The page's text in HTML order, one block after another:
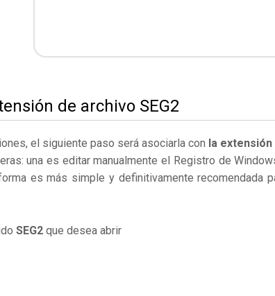
de archivo SEG2
el siguiente paso será asociarla con la extensión
una es editar manualmente el Registro de
es más simple y definitivamente recomendada
SEG2 que desea abrir